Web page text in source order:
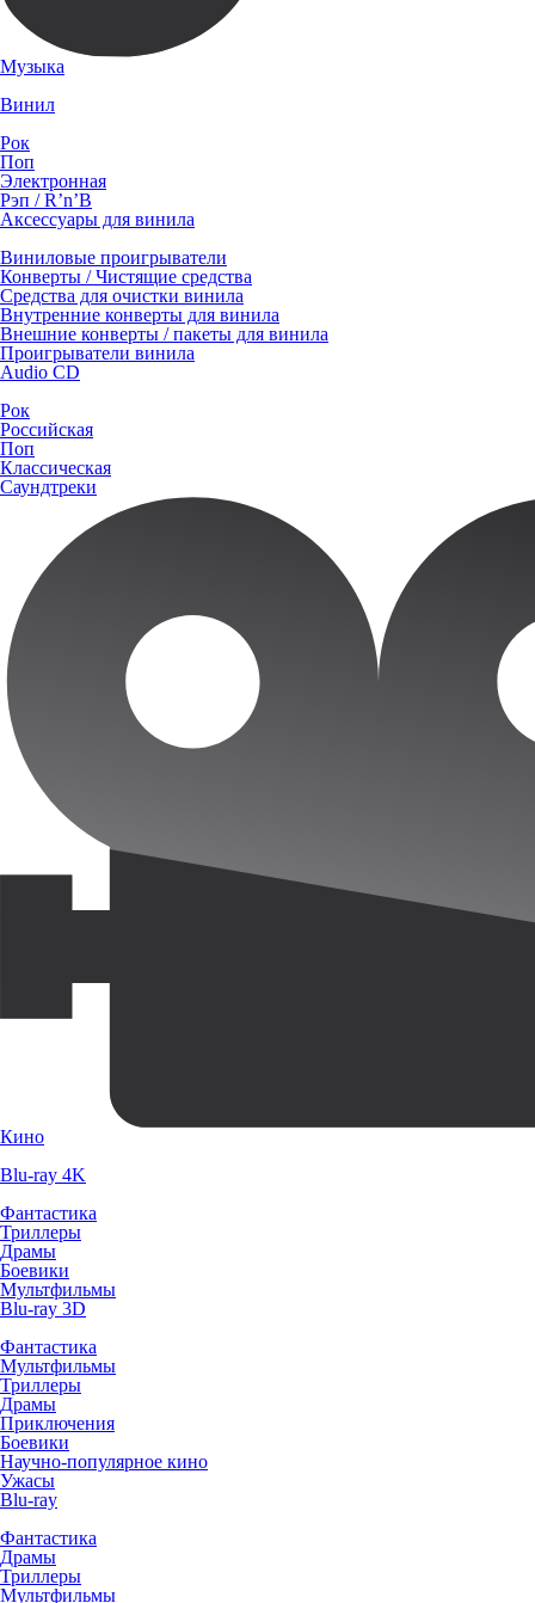
Музыка
Винил
Рок
Поп
Электронная
Рэп / R’n’B
Аксессуары для винила
Виниловые проигрыватели
Конверты / Чистящие средства
Средства для очистки винила
Внутренние конверты для винила
Внешние конверты / пакеты для винила
Проигрыватели винила
Audio CD
Рок
Российская
Поп
Классическая
Саундтреки
Кино
Blu-ray 4K
Фантастика
Триллеры
Драмы
Боевики
Мультфильмы
Blu-ray 3D
Фантастика
Мультфильмы
Триллеры
Драмы
Приключения
Боевики
Научно-популярное кино
Ужасы
Blu-ray
Фантастика
Драмы
Триллеры
Мультфильмы